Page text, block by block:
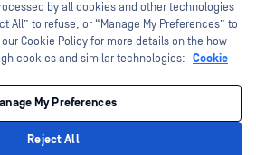
OPSWAT, MetaDefender, Metascan,
no File. Trust No Device., OPSWAT , Protecting the
CDR™ Technology, InQuest, das InQuest-Logo,
und Join the Hunt sind Marken von OPSWAT .
Eigentum ihrer jeweiligen Inhaber.
Cookie-Präferenzen verwalten
in Kalifornien
by all cookies and other technologies
All” to refuse, or “Manage My Preferences” to
Cookie Policy for more details on the how
cookies and similar technologies: Cookie
My Preferences
Reject All